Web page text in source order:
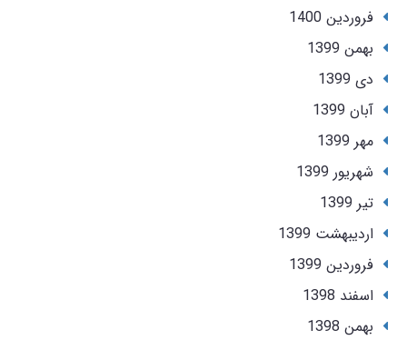
فروردین 1400
بهمن 1399
دی 1399
آبان 1399
مهر 1399
شهریور 1399
تير 1399
ارديبهشت 1399
فروردین 1399
اسفند 1398
بهمن 1398